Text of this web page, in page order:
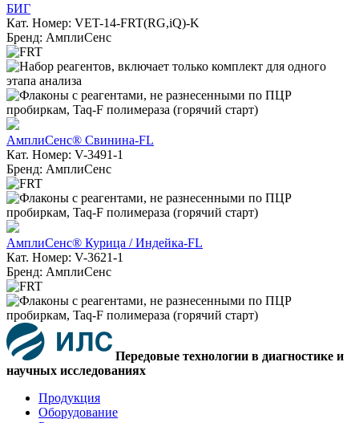
БИГ
Кат. Номер: VET-14-FRT(RG,iQ)-K
Бренд: АмплиСенс
АмплиСенс® Свинина-FL
Кат. Номер: V-3491-1
Бренд: АмплиСенс
АмплиСенс® Курица / Индейка-FL
Кат. Номер: V-3621-1
Бренд: АмплиСенс
Передовые технологии в диагностике и
научных исследованиях
Продукция
Оборудование